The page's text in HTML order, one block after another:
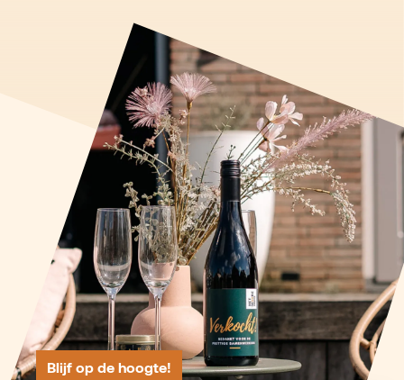
Blijf op de hoogte!